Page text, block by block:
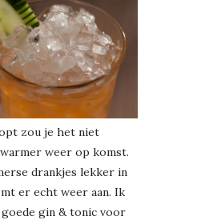
zou je het niet
weer op komst.
drankjes lekker in
er echt weer aan. Ik
goede gin & tonic voor